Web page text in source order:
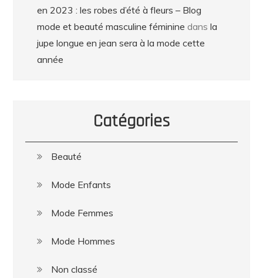
en 2023 : les robes d’été à fleurs – Blog
mode et beauté masculine féminine dansla
jupe longue en jean sera à la mode cette
année
Catégories
Beauté
Mode Enfants
Mode Femmes
Mode Hommes
Non classé